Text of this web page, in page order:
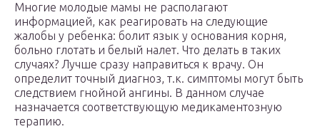
Многие молодые мамы не располагают
информацией, как реагировать на следующие
жалобы у ребенка: болит язык у основания корня,
больно глотать и белый налет. Что делать в таких
случаях? Лучше сразу направиться к врачу. Он
определит точный диагноз, т.к. симптомы могут быть
следствием гнойной ангины. В данном случае
назначается соответствующую медикаментозную
терапию.